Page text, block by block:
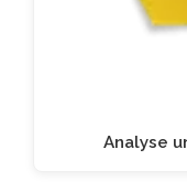
Analyse